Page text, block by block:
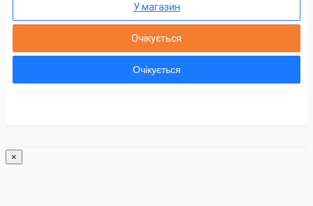
У магазин
Очікується
Очікується
×